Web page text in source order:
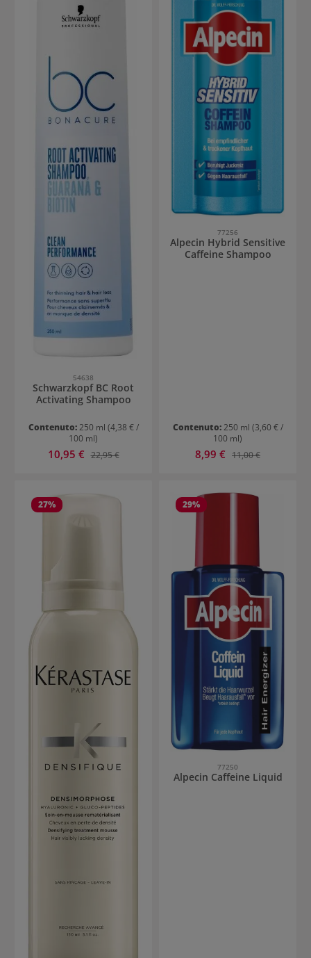
54638
Schwarzkopf BC Root
Activating Shampoo
Contenuto:250 ml (4,38 € /
100 ml)
Prezzo di vendita:
10,95 € Prezzo normale:
22,95 €
77256
Alpecin Hybrid Sensitive
Caffeine Shampoo
Contenuto:250 ml (3,60 € /
100 ml)
Prezzo di vendita:
8,99 € Prezzo normale:
11,00 €
27% 29%
77250
Alpecin Caffeine Liquid